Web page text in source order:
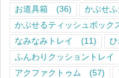
お道具箱
(36) かぶせ
かぶせるティッシュボック
なみなみトレイ
(11)
ふんわりクッショントレイ
アクファクトゥム
(57)